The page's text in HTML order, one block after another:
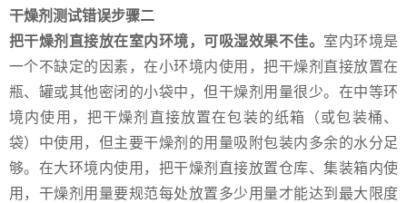
干燥剂测试错误步骤二
把干燥剂直接放在室内环境，可吸湿效果不佳。 室内环境是
一个不缺定的因素，在小环境内使用，把干燥剂直接放置在
瓶、罐或其他密闭的小袋中，但干燥剂用量很少。在中等环
境内使用，把干燥剂直接放置在包装的纸箱（或包装桶、
袋）中使用，但主要干燥剂的用量吸附包装内多余的水分足
够。在大环境内使用，把干燥剂直接放置仓库、集装箱内使
用，干燥剂用量要规范每处放置多少用量才能达到最大限度